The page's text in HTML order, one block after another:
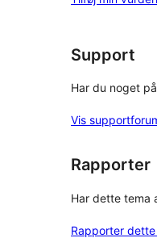
stjernet
Support
Har du noget
Vis
Rapporter
Har dette tema
Rapporter